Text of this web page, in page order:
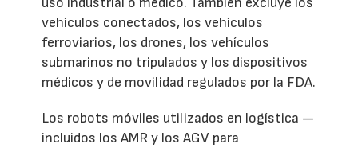
vehículos conectados, los vehículos
ferroviarios, los drones, los vehículos
submarinos no tripulados y los dispositivos
médicos y de movilidad regulados por la FDA.
Los robots móviles utilizados en logística —
incluidos los AMR y los AGV para